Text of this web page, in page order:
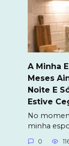
A Minha
Meses
Noite E
Estive
No
minha
0